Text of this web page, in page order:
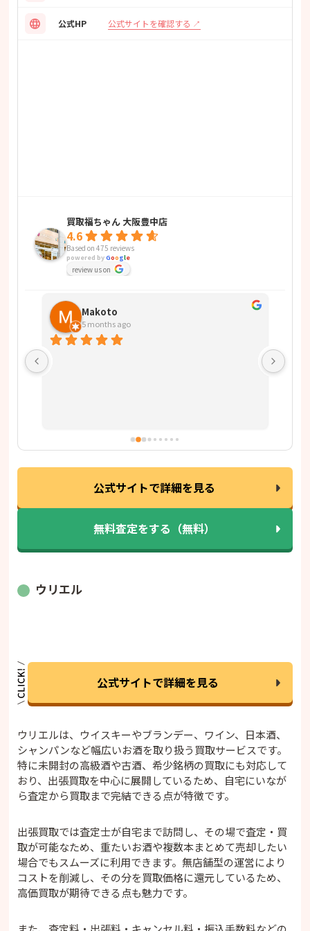
language 公式HP 公式サイトを確認する
買取福ちゃん 大阪豊中店
4.6
Based on 475 reviews
powered byGoogle
review us on
Makoto
5 months ago
公式サイトで詳細を見る
無料査定をする（無料）
ウリエル
公式サイトで詳細を見る
ウリエルは、ウイスキーやブランデー、ワイン、日本酒、
シャンパンなど幅広いお酒を取り扱う買取サービスです。
特に未開封の高級酒や古酒、希少銘柄の買取にも対応して
おり、出張買取を中心に展開しているため、自宅にいなが
ら査定から買取まで完結できる点が特徴です。
出張買取では査定士が自宅まで訪問し、その場で査定・買
取が可能なため、重たいお酒や複数本まとめて売却したい
場合でもスムーズに利用できます。無店舗型の運営により
コストを削減し、その分を買取価格に還元しているため、
高価買取が期待できる点も魅力です。